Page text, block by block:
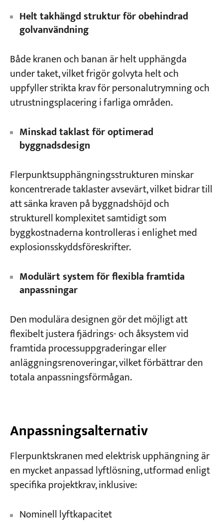
Helt takhängd struktur för obehindrad
golvanvändning
Både kranen och banan är helt upphängda
under taket, vilket frigör golvyta helt och
uppfyller strikta krav för personalutrymning och
utrustningsplacering i farliga områden.
Minskad taklast för optimerad
byggnadsdesign
Flerpunktsupphängningsstrukturen minskar
koncentrerade taklaster avsevärt, vilket bidrar till
att sänka kraven på byggnadshöjd och
strukturell komplexitet samtidigt som
byggkostnaderna kontrolleras i enlighet med
explosionsskyddsföreskrifter.
Modulärt system för flexibla framtida
anpassningar
Den modulära designen gör det möjligt att
flexibelt justera fjädrings- och åksystem vid
framtida processuppgraderingar eller
anläggningsrenoveringar, vilket förbättrar den
totala anpassningsförmågan.
Anpassningsalternativ
Flerpunktskranen med elektrisk upphängning är
en mycket anpassad lyftlösning, utformad enligt
specifika projektkrav, inklusive:
Nominell lyftkapacitet